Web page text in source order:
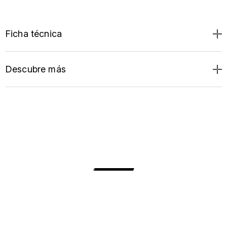
Ficha técnica
Descubre más